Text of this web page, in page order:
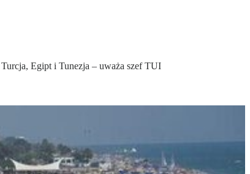
Egipt i Tunezja – uważa szef TUI